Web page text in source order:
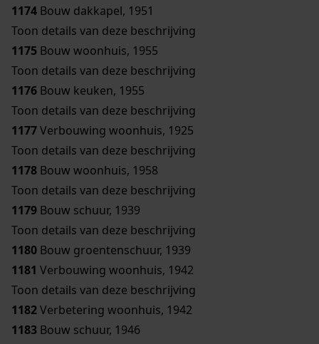
1174 Bouw dakkapel, 1951
Toon details van deze beschrijving
1175 Bouw woonhuis, 1955
Toon details van deze beschrijving
1176 Bouw keuken, 1955
Toon details van deze beschrijving
1177Verbouwing woonhuis, 1925
Toon details van deze beschrijving
1178 Bouw woonhuis, 1958
Toon details van deze beschrijving
1179 Bouw schuur, 1939
Toon details van deze beschrijving
1180 Bouw groentenschuur, 1939
1181 Verbouwing woonhuis, 1942
Toon details van deze beschrijving
1182Verbetering woonhuis, 1942
1183 Bouw schuur, 1946